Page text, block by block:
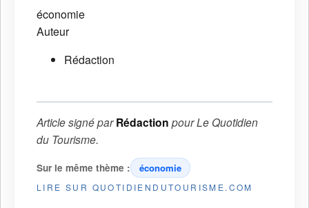
économie
Auteur
Rédaction
Article signé parRédaction pourLe Quotidien
du Tourisme.
Sur le même thème : économie
LIRE SUR QUOTIDIENDUTOURISME.COM